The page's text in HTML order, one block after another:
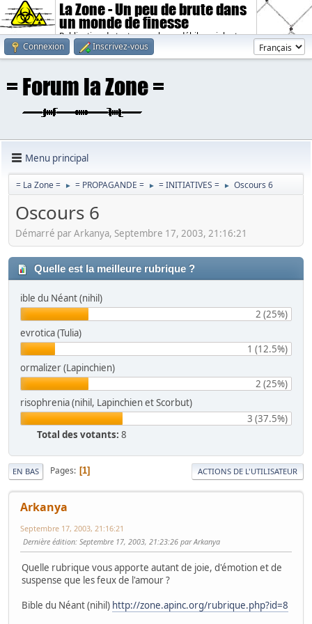
La Zone - Un peu de brute dans
un monde de finesse
Publication de textes sombres, débiles, violents.
Connexion
Inscrivez-vous
Menu principal
= La Zone = ► = PROPAGANDE = ► = INITIATIVES = ► Oscours 6
Oscours 6
Démarré par Arkanya, Septembre 17, 2003, 21:16:21
Quelle est la meilleure rubrique ?
ible du Néant (nihil)
2 (25%)
evrotica (Tulia)
1 (12.5%)
ormalizer (Lapinchien)
2 (25%)
risophrenia (nihil, Lapinchien et Scorbut)
3 (37.5%)
Total des votants: 8
EN BAS Pages 1 ACTIONS DE L'UTILISATEUR
Arkanya
Septembre 17, 2003, 21:16:21
Dernière édition: Septembre 17, 2003, 21:23:26 par Arkanya
Quelle rubrique vous apporte autant de joie, d'émotion et de
suspense que les feux de l'amour ?
Bible du Néant (nihil) http://zone.apinc.org/rubrique.php?id=8